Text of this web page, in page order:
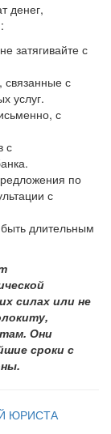
денег,
затягивайте с
связанные с
услуг.
с
с
по
с
длительным
силах или не
Они
сроки с
ЮРИСТА